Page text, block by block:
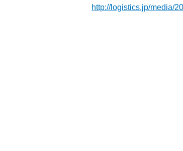
http://logistics.jp/media/